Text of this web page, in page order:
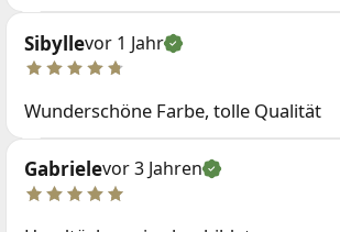
Sibyllevor 1 Jahr
Wunderschöne Farbe, tolle Qualität
Gabrielevor 3 Jahren